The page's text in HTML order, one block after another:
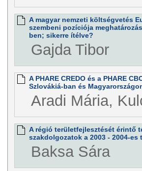
A magyar nemzeti költségvetés
szembeni pozíciója
ben; sikerre ítélve?
Gajda Tibor
A PHARE CREDO és a PHARE
Szlovákiá-ban és
Aradi Mária,
A régió területfejlesztését érintő
szakdolgozatok a 2003 - 2004-es
Baksa Sára